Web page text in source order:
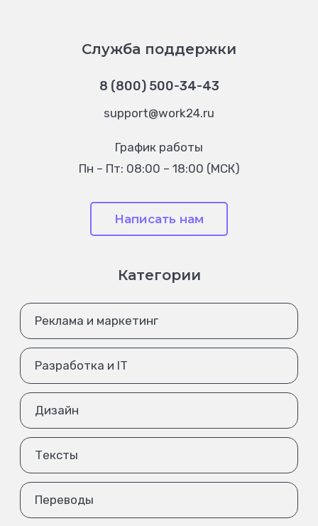
Служба поддержки
8 (800) 500-34-43
support@work24.ru
График работы
Пн – Пт: 08:00 – 18:00 (МСК)
Написать нам
Категории
Реклама и маркетинг
Разработка и IT
Дизайн
Тексты
Переводы